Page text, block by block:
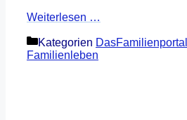
Weiterlesen …
Kategorien DasFamilienportal
Familienleben